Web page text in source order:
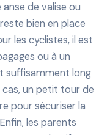
de valise ou
bien en place
les cyclistes, il est
ou à un
suffisamment long
un petit tour de
pour sécuriser la
les parents